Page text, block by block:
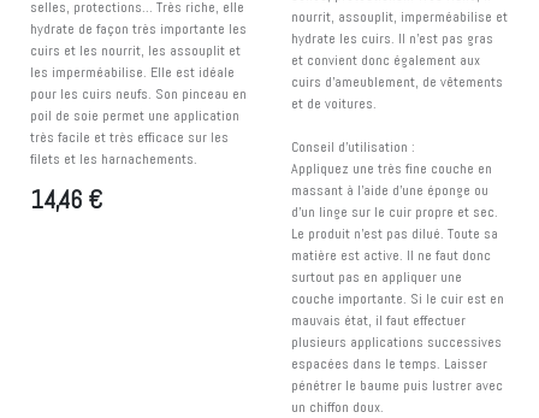
selles, protections... Très riche, elle
hydrate de façon très importante les
cuirs et les nourrit, les assouplit et
les imperméabilise. Elle est idéale
pour les cuirs neufs. Son pinceau en
poil de soie permet une application
très facile et très efficace sur les
filets et les harnachements.
14,46 €
nourrit, assouplit, imperméabilise et
hydrate les cuirs. Il n’est pas gras
et convient donc également aux
cuirs d’ameublement, de vêtements
et de voitures.
Conseil d'utilisation :
Appliquez une très fine couche en
massant à l'aide d'une éponge ou
d'un linge sur le cuir propre et sec.
Le produit n'est pas dilué. Toute sa
matière est active. Il ne faut donc
surtout pas en appliquer une
couche importante. Si le cuir est en
mauvais état, il faut effectuer
plusieurs applications successives
espacées dans le temps. Laisser
pénétrer le baume puis lustrer avec
un chiffon doux.